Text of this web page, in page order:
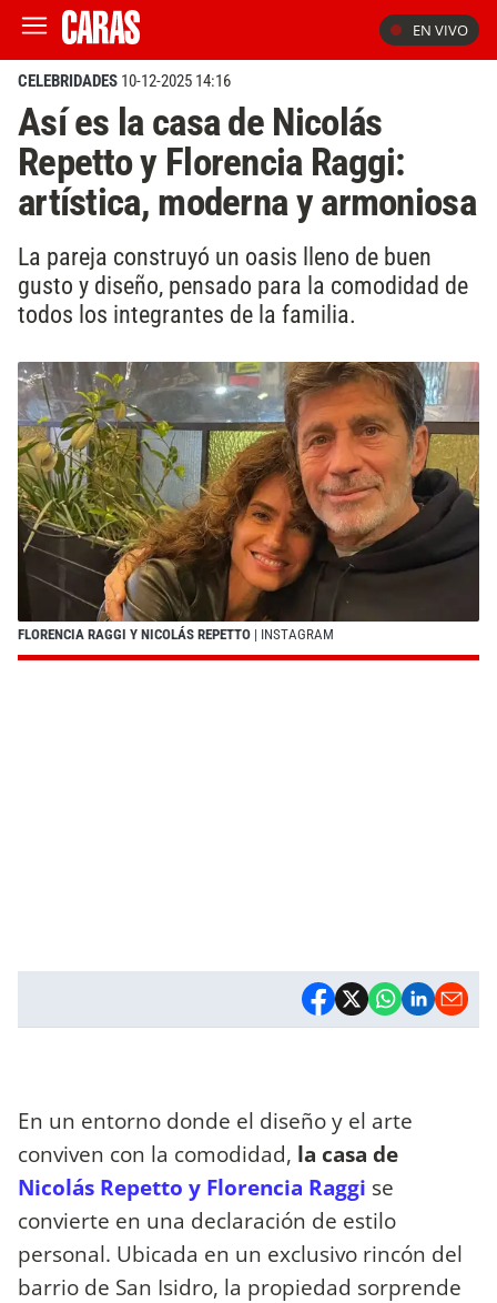
EN VIVO
CELEBRIDADES 10-12-2025 14:16
Así es la casa de Nicolás
Repetto y Florencia Raggi:
artística, moderna y armoniosa
La pareja construyó un oasis lleno de buen
gusto y diseño, pensado para la comodidad de
todos los integrantes de la familia.
FLORENCIA RAGGI Y NICOLÁS REPETTO | INSTAGRAM
En un entorno donde el diseño y el arte
conviven con la comodidad, la casa de
Nicolás Repetto y Florencia Raggi se
convierte en una declaración de estilo
personal. Ubicada en un exclusivo rincón del
barrio de San Isidro, la propiedad sorprende